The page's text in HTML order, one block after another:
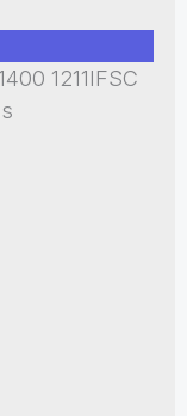
1211IFSC